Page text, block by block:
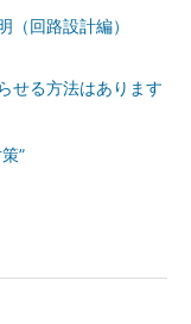
（回路設計編）
せる方法はあります
”